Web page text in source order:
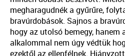
megharagudnék a gyűrűre,
bravúrdobások. Sajnos a
hogy az utolsó bemegy, hanem
alkalommal nem úgy védtük
ezektől az ellenfélnek.